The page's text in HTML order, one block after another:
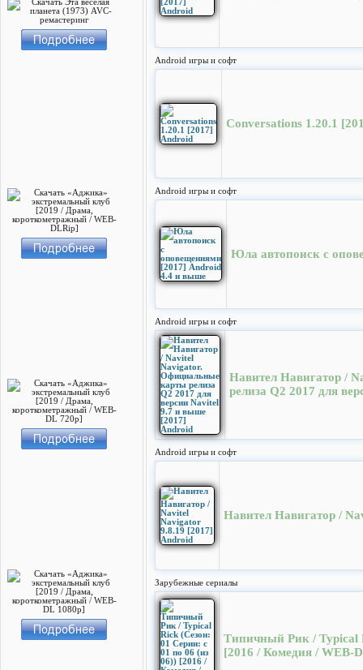
Android игры и софт
Conversations 1.20.1
Android игры и софт
Юла автопоиск с
Android игры и софт
Навител Навигатор /
релиза Q2 2017 для
Android игры и софт
Навител Навигатор /
Зарубежные сериалы
Типичный Рик / Typical
[2016 / Комедия / WEB-